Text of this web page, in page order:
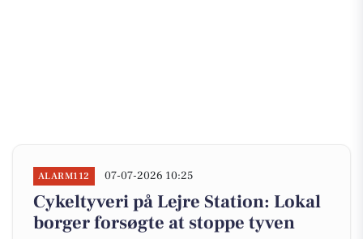
ALARM112 07-07-2026 10:25
Cykeltyveri på Lejre Station: Lokal
borger forsøgte at stoppe tyven